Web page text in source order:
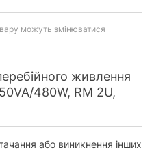
можуть змінюватися
живлення
480W, RM 2U,
або виникнення інших